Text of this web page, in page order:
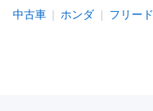
中古車 ホンダ フリード